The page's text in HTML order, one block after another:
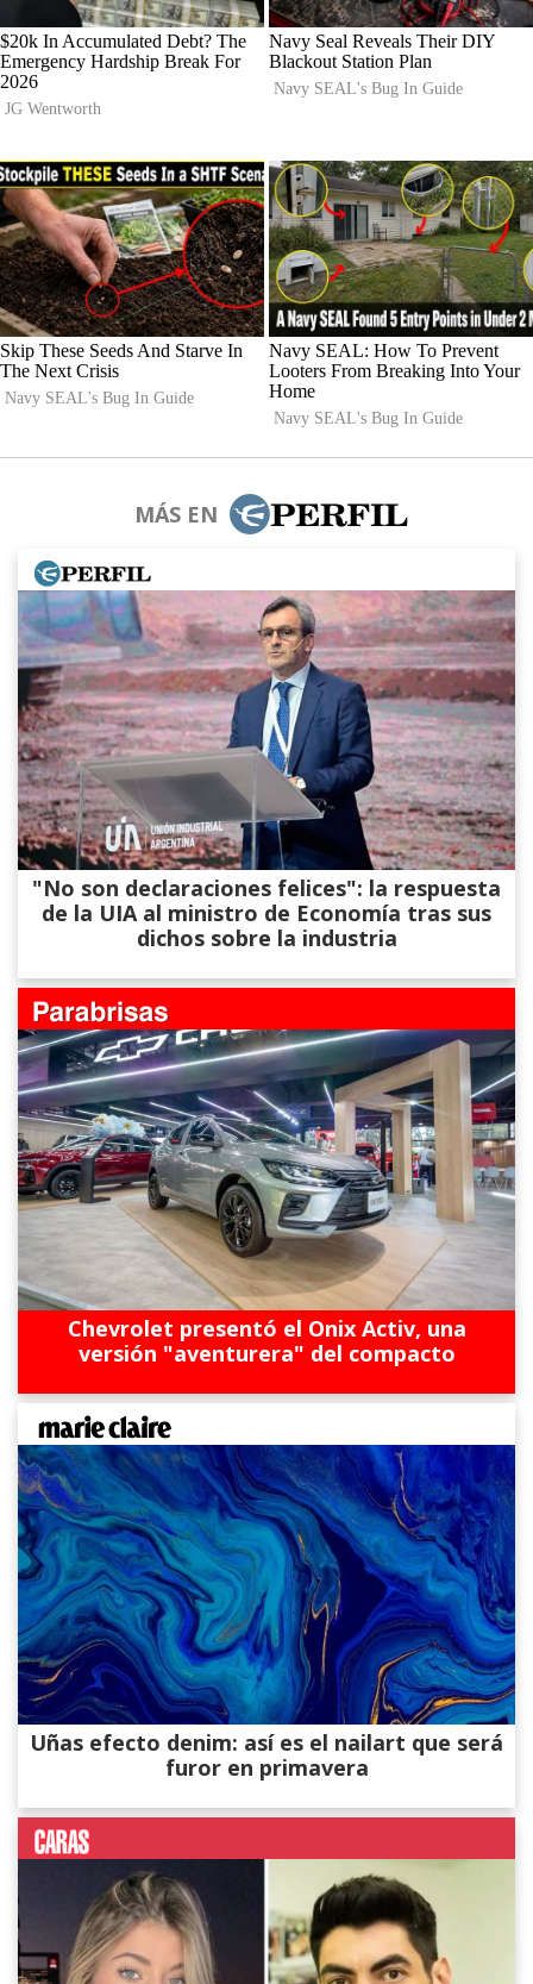
MÁS EN
"No son declaraciones felices": la respuesta
de la UIA al ministro de Economía tras sus
dichos sobre la industria
Chevrolet presentó el Onix Activ, una
versión "aventurera" del compacto
Uñas efecto denim: así es el nailart que será
furor en primavera